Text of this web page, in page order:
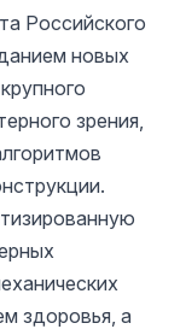
Российского
новых
зрения,
здоровья, а